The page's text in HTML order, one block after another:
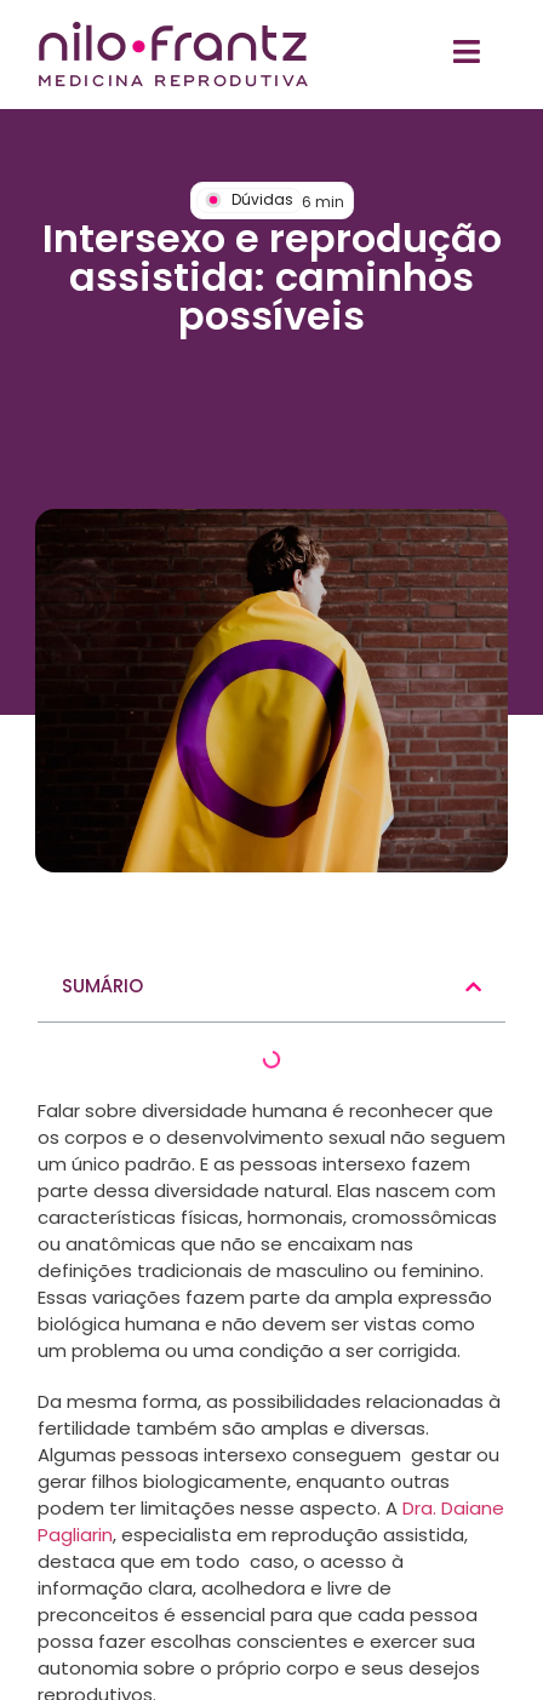
Dúvidas 6 min
Intersexo e reprodução
assistida: caminhos
possíveis
SUMÁRIO
Falar sobre diversidade humana é reconhecer que
os corpos e o desenvolvimento sexual não seguem
um único padrão. E as pessoas intersexo fazem
parte dessa diversidade natural. Elas nascem com
características físicas, hormonais, cromossômicas
ou anatômicas que não se encaixam nas
definições tradicionais de masculino ou feminino.
Essas variações fazem parte da ampla expressão
biológica humana e não devem ser vistas como
um problema ou uma condição a ser corrigida.
Da mesma forma, as possibilidades relacionadas à
fertilidade também são amplas e diversas.
Algumas pessoas intersexo conseguem gestar ou
gerar filhos biologicamente, enquanto outras
podem ter limitações nesse aspecto. ADra. Daiane
Pagliarin, especialista em reprodução assistida,
destaca que em todo caso, o acesso à
informação clara, acolhedora e livre de
preconceitos é essencial para que cada pessoa
possa fazer escolhas conscientes e exercer sua
autonomia sobre o próprio corpo e seus desejos
reprodutivos.